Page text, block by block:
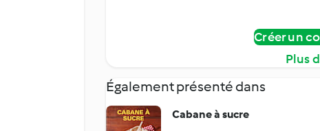
Créer un
Plus
Également présenté dans
Cabane à sucre